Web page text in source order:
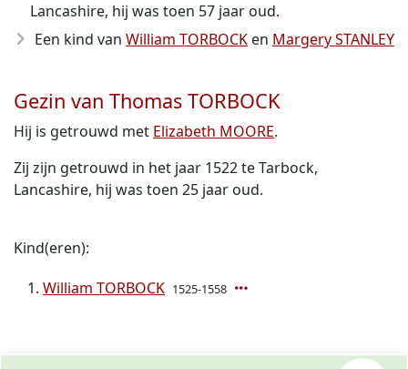
Lancashire, hij was toen 57 jaar oud.
Een kind van William TORBOCK en Margery STANLEY
Gezin van Thomas TORBOCK
Hij is getrouwd met Elizabeth MOORE.
Zij zijn getrouwd in het jaar 1522 te Tarbock,
Lancashire, hij was toen 25 jaar oud.
Kind(eren):
William TORBOCK 1525-1558